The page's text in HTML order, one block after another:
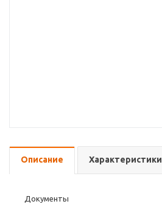
Описание Характеристики
Документы